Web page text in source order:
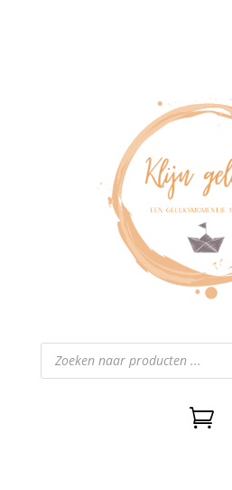
Producten
zoeken
